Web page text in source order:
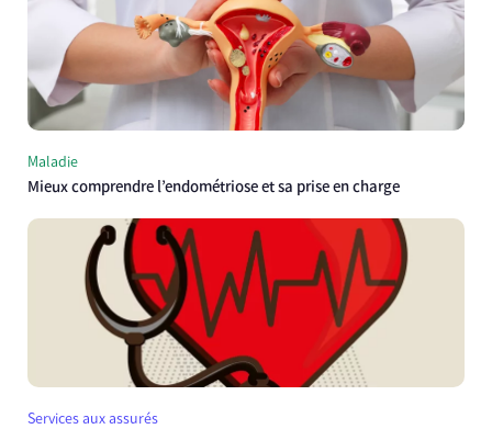
Maladie
Mieux comprendre l’endométriose et sa prise en charge
Services aux assurés